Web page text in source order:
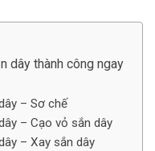
dây thành công ngay
– Sơ chế
– Cạo vỏ sắn dây
– Xay sắn dây